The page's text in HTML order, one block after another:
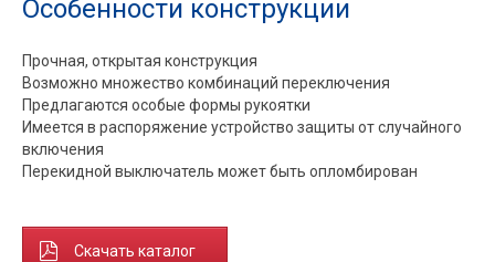
Особенности конструкции
Прочная, открытая конструкция
Возможно множество комбинаций переключения
Предлагаются особые формы рукоятки
Имеется в распоряжение устройство защиты от случайного
включения
Перекидной выключатель может быть опломбирован
Скачать каталог